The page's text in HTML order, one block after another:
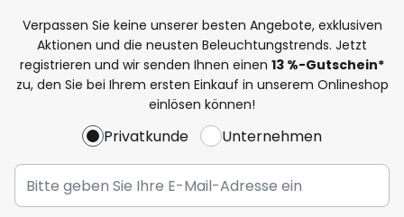
Verpassen Sie keine unserer besten Angebote, exklusiven
Aktionen und die neusten Beleuchtungstrends. Jetzt
registrieren und wir senden Ihnen einen 13 %-Gutschein*
zu, den Sie bei Ihrem ersten Einkauf in unserem Onlineshop
einlösen können!
Privatkunde Unternehmen